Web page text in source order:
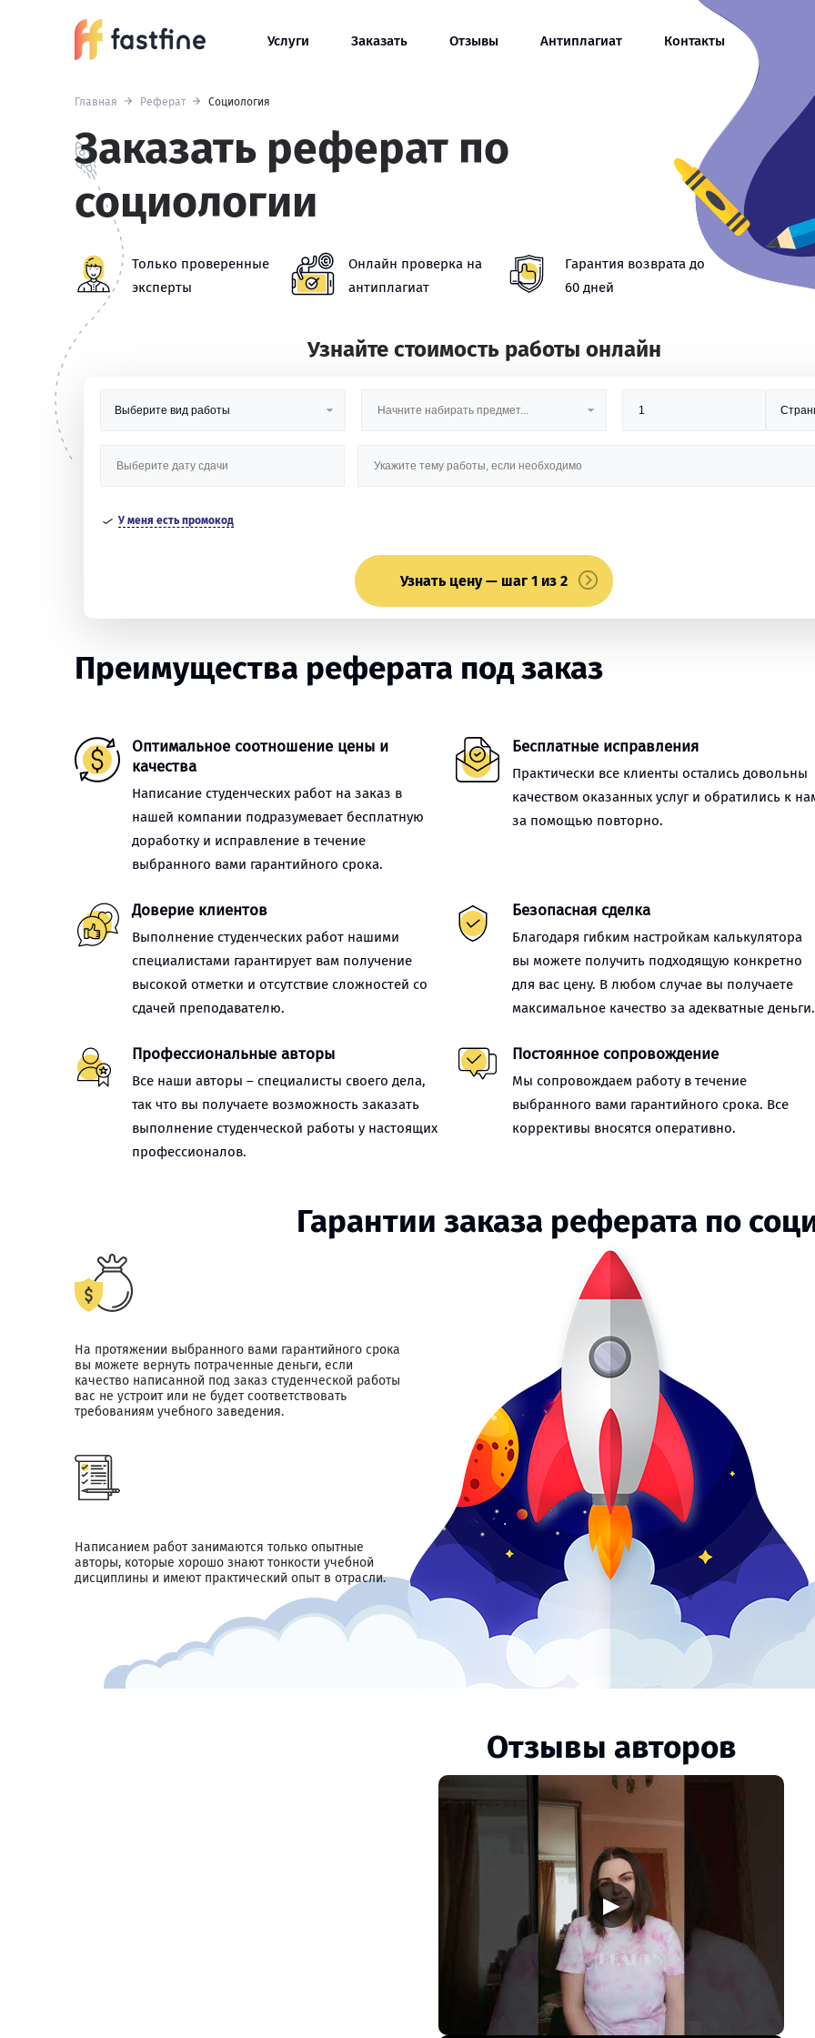
Услуги Заказать Отзывы Антиплагиат Контакты
Главная Реферат Социология
Заказать реферат по
социологии
Только проверенные
эксперты
Онлайн проверка на
антиплагиат
Гарантия возврата до
60 дней
Узнайте стоимость работы онлайн
У меня есть промокод
Узнать цену — шаг 1 из 2
Преимущества реферата под заказ
Оптимальное соотношение цены и
качества
Написание студенческих работ на заказ в
нашей компании подразумевает бесплатную
доработку и исправление в течение
выбранного вами гарантийного срока.
Бесплатные исправления
Практически все клиенты остались довольны
качеством оказанных услуг и обратились к
за помощью повторно.
Доверие клиентов
Выполнение студенческих работ нашими
специалистами гарантирует вам получение
высокой отметки и отсутствие сложностей со
сдачей преподавателю.
Безопасная сделка
Благодаря гибким настройкам калькулятора
вы можете получить подходящую конкретно
для вас цену. В любом случае вы получаете
максимальное качество за адекватные деньги.
Профессиональные авторы
Все наши авторы – специалисты своего дела,
так что вы получаете возможность заказать
выполнение студенческой работы у настоящих
профессионалов.
Постоянное сопровождение
Мы сопровождаем работу в течение
выбранного вами гарантийного срока. Все
коррективы вносятся оперативно.
Гарантии заказа реферата по
На протяжении выбранного вами гарантийного срока
вы можете вернуть потраченные деньги, если
качество написанной под заказ студенческой работы
вас не устроит или не будет соответствовать
требованиям учебного заведения.
Написанием работ занимаются только опытные
авторы, которые хорошо знают тонкости учебной
дисциплины и имеют практический опыт в отрасли.
Отзывы авторов
▶